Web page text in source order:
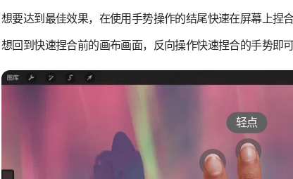
想要达到最佳效果，在使用手势操作的结尾快速在屏幕上捏
想回到快速捏合前的画布画面，反向操作快速捏合的手势即
轻点